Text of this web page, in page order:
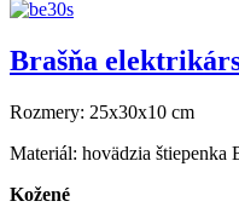
Brašňa
Rozmery: 25x30x10 cm
Materiál: hovädzia štiepenka
Kožené